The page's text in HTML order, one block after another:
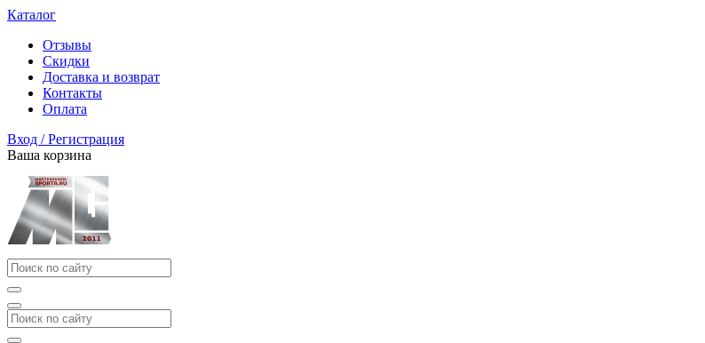
Каталог
Отзывы
Скидки
Доставка и возврат
Контакты
Оплата
Вход / Регистрация
Ваша корзина